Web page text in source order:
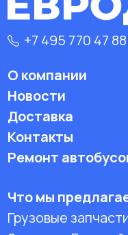
+7 495 770 47 88
О компании
Новости
Доставка
Контакты
Ремонт
Что мы
Грузовые